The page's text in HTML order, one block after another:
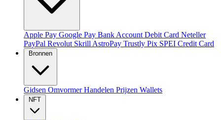
Apple Pay Google Pay Bank Account Debit Card Neteller
PayPal Revolut Skrill AstroPay Trustly Pix SPEI Credit Card
Bronnen
Gidsen OmvormerHandelen Prijzen Wallets
NFT